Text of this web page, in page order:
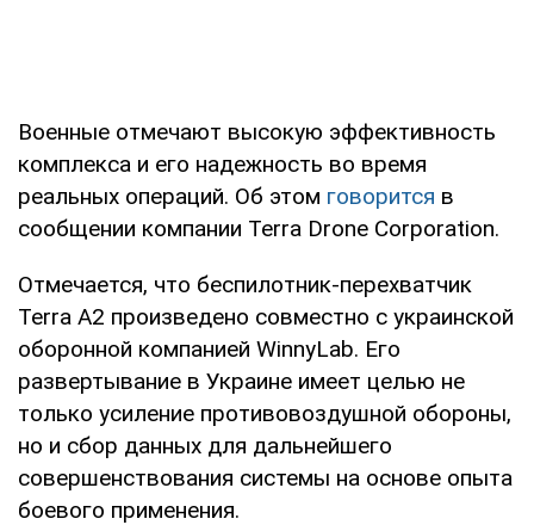
Военные отмечают высокую эффективность
комплекса и его надежность во время
реальных операций. Об этом говорится в
сообщении компании Terra Drone Corporation.
Отмечается, что беспилотник-перехватчик
Terra A2 произведено совместно с украинской
оборонной компанией WinnyLab. Его
развертывание в Украине имеет целью не
только усиление противовоздушной обороны,
но и сбор данных для дальнейшего
совершенствования системы на основе опыта
боевого применения.